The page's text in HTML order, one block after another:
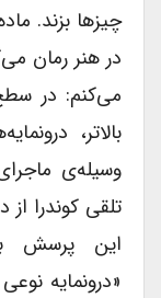
چیزها بزند.
در هنر رمان
می‌کنم: در
بالاتر،
وسیله‌ی
تلقی کوندرا
این پرسش
«درونمایه